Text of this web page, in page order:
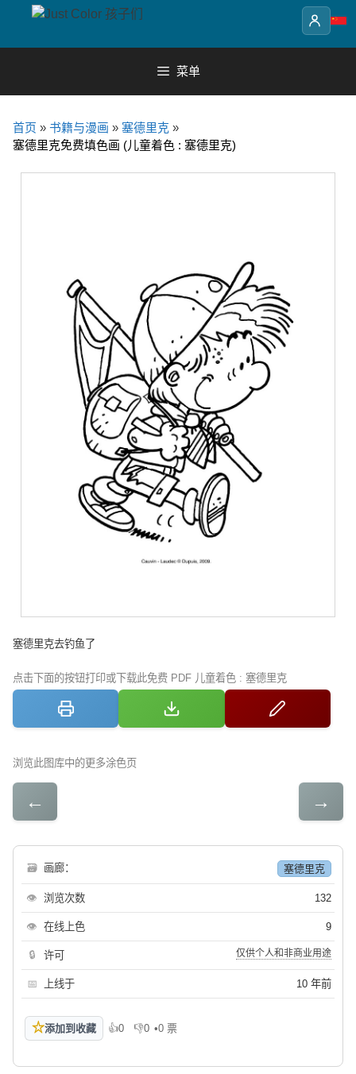
content
菜单
首页 » 书籍与漫画 » 塞德里克 »
塞德里克免费填色画 (儿童着色 : 塞德里克)
塞德里克去钓鱼了
点击下面的按钮打印或下载此免费 PDF 儿童着色 : 塞德里克
浏览此图库中的更多涂色页
← →
🗃 画廊： 塞德里克
👁 浏览次数 132
👁 在线上色 9
🔒 许可 仅供个人和非商业用途
📅 上线于 10 年前
☆添加到收藏 👍0
喜欢 👎0
不喜欢
•0 票